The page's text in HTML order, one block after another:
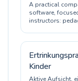
A practical
software,
instructors:
Kinder
Aktive Aufsicht,